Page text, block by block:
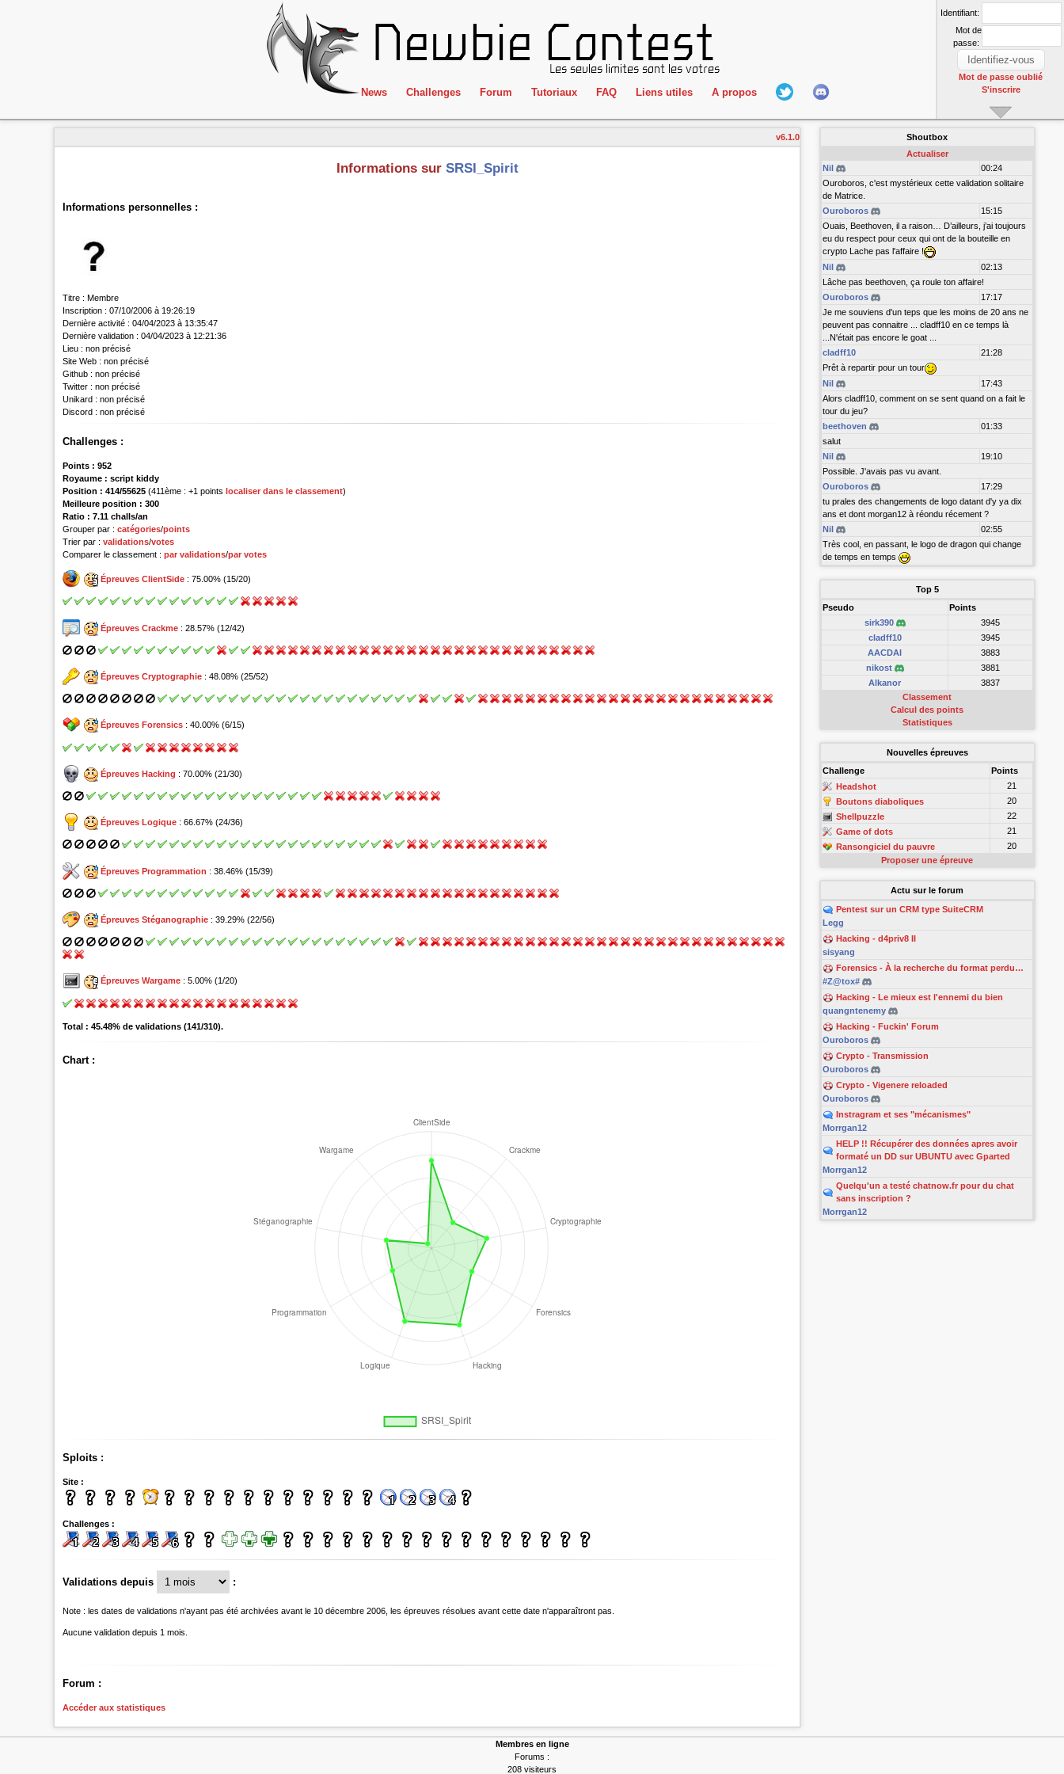
News Challenges
ClientSide
Forensics
Forum Tutoriaux FAQ Liens utiles
IRC
Newbie Connect
A propos
L'équipe
Hall Of Fame
Identifiant:
Mot de
passe:
Mot de passe oublié
S'inscrire
v6.1.0
Informations sur SRSI_Spirit
Informations personnelles :
Titre : Membre
Inscription : 07/10/2006 à 19:26:19
Dernière activité : 04/04/2023 à 13:35:47
Dernière validation : 04/04/2023 à 12:21:36
Lieu : non précisé
Site Web : non précisé
Github : non précisé
Twitter : non précisé
Unikard : non précisé
Discord : non précisé
Challenges :
Points : 952
Royaume : script kiddy
Position : 414/55625(411ème : +1 pointslocaliser dans le classement)
Meilleure position : 300
Ratio : 7.11 challs/an
Grouper par :catégories/points
Trier par :validations/votes
Comparer le classement :par validations/par votes
Épreuves ClientSide : 75.00% (15/20)
Épreuves Crackme : 28.57% (12/42)
Épreuves Cryptographie : 48.08% (25/52)
Épreuves Forensics : 40.00% (6/15)
Épreuves Hacking : 70.00% (21/30)
Épreuves Logique : 66.67% (24/36)
Épreuves Programmation : 38.46% (15/39)
Épreuves Stéganographie : 39.29% (22/56)
Épreuves Wargame : 5.00% (1/20)
Total : 45.48% de validations (141/310).
Chart :
Sploits :
Site :
Challenges :
Validations depuis :
Note : les dates de validations n'ayant pas été archivées avant le 10 décembre 2006, les épreuves résolues avant cette date n'apparaîtront pas.
Aucune validation depuis 1 mois.
Forum :
Accéder aux statistiques
Shoutbox
Actualiser
Nil
00:24
Ouroboros, c'est mystérieux cette validation solitaire
de Matrice.
Ouroboros
15:15
Ouais, Beethoven, il a raison… D’ailleurs, j’ai toujours
eu du respect pour ceux qui ont de la bouteille en
crypto Lache pas l'affaire !
Nil
02:13
Lâche pas beethoven, ça roule ton affaire!
Ouroboros
17:17
Je me souviens d'un teps que les moins de 20 ans ne
peuvent pas connaitre ... cladff10 en ce temps là
...N'était pas encore le goat ...
cladff10
21:28
Prêt à repartir pour un tour
Nil
17:43
Alors cladff10, comment on se sent quand on a fait le
tour du jeu?
beethoven
01:33
salut
Nil
19:10
Possible. J'avais pas vu avant.
Ouroboros
17:29
tu prales des changements de logo datant d'y ya dix
ans et dont morgan12 à réondu récement ?
Nil
02:55
Très cool, en passant, le logo de dragon qui change
de temps en temps
Top 5
Pseudo
Points
sirk390
3945
cladff10
3945
AACDAI
3883
nikost
3881
Alkanor
3837
Classement
Calcul des points
Statistiques
Nouvelles épreuves
Challenge
Points
Headshot
21
Boutons diaboliques
20
Shellpuzzle
22
Game of dots
21
Ransongiciel du pauvre
20
Proposer une épreuve
Actu sur le forum
Pentest sur un CRM type SuiteCRM
Legg
Hacking - d4priv8 II
sisyang
Forensics - À la recherche du format perdu…
#Z@tox#
Hacking - Le mieux est l'ennemi du bien
quangntenemy
Hacking - Fuckin' Forum
Ouroboros
Crypto - Transmission
Ouroboros
Crypto - Vigenere reloaded
Ouroboros
Instragram et ses "mécanismes"
Morrgan12
HELP !! Récupérer des données apres avoir
formaté un DD sur UBUNTU avec Gparted
Morrgan12
Quelqu'un a testé chatnow.fr pour du chat
sans inscription ?
Morrgan12
Membres en ligne
Forums :
208 visiteurs